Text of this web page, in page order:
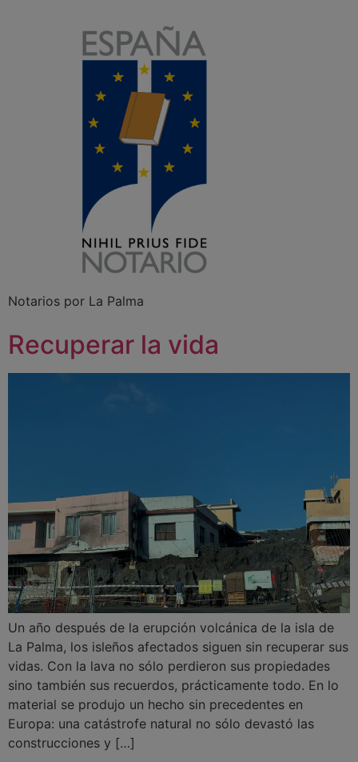
Notarios por La Palma
Recuperar la vida
Un año después de la erupción volcánica de la isla de
La Palma, los isleños afectados siguen sin recuperar sus
vidas. Con la lava no sólo perdieron sus propiedades
sino también sus recuerdos, prácticamente todo. En lo
material se produjo un hecho sin precedentes en
Europa: una catástrofe natural no sólo devastó las
construcciones y […]